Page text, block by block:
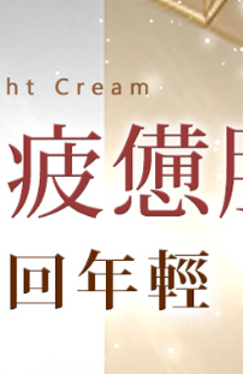
，滿NT$499(含以上)免運費
，滿NT$499(含以上)免運費